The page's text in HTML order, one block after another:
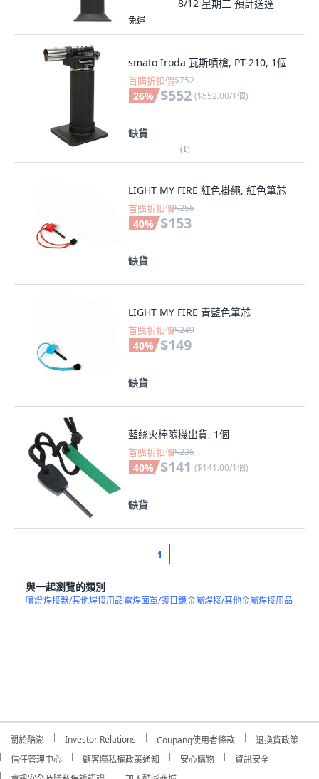
8/12 星期三 預計送達
免運
smato Iroda 瓦斯噴槍, PT-210, 1個
首購折扣價$752
26% $552 ($552.00/1個)
缺貨
(1)
LIGHT MY FIRE 紅色掛繩, 紅色筆芯
首購折扣價$256
40% $153
缺貨
LIGHT MY FIRE 青藍色筆芯
首購折扣價$249
40% $149
缺貨
藍絲火棒隨機出貨, 1個
首購折扣價$236
40% $141 ($141.00/1個)
缺貨
1
與一起瀏覽的類別
噴燈焊接器/其他焊接用品電焊面罩/護目鏡金屬焊接/其他金屬焊接用品
關於酷澎 Investor Relations Coupang使用者條款
退換貨政策
信任管理中心
顧客隱私權政策通知 安心購物
資訊安全